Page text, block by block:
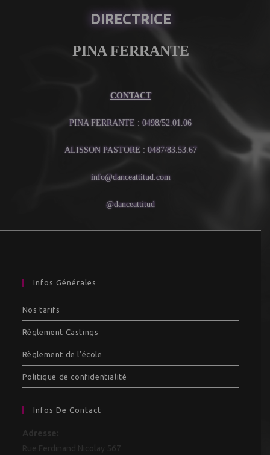
DIRECTRICE
PINA FERRANTE
CONTACT
PINA FERRANTE : 0498/52.01.06
ALISSON PASTORE : 0487/83.53.67
info@danceattitud.com
@danceattitud
Infos Générales
Nos tarifs
Règlement Castings
Règlement de l’école
Politique de confidentialité
Infos De Contact
Adresse:
Rue Ferdinand Nicolay 567